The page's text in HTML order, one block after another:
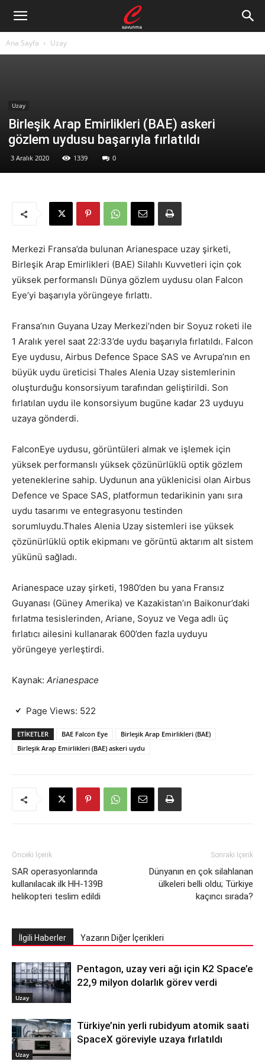
Ana Sayfa Uzay
Uzay
Birleşik Arap Emirlikleri (BAE) askeri
gözlem uydusu başarıyla fırlatıldı
3 Aralık 2020 1339 0
Merkezi Fransa’da bulunan Arianespace uzay şirketi,
Birleşik Arap Emirlikleri (BAE) Silahlı Kuvvetleri için çok
yüksek performanslı Dünya gözlem uydusu olan Falcon
Eye’yi başarıyla yörüngeye fırlattı.
Fransa’nın Guyana Uzay Merkezi’nden bir Soyuz roketi ile
1 Aralık yerel saat 22:33’de uydu başarıyla fırlatıldı. Falcon
Eye uydusu, Airbus Defence Space SAS ve Avrupa’nın en
büyük uydu üreticisi Thales Alenia Uzay sistemlerinin
oluşturduğu konsorsiyum tarafından geliştirildi. Son
fırlatılan uydu ile konsorsiyum bugüne kadar 23 uyduyu
uzaya gönderdi.
FalconEye uydusu, görüntüleri almak ve işlemek için
yüksek performanslı yüksek çözünürlüklü optik gözlem
yeteneklerine sahip. Uydunun ana yüklenicisi olan Airbus
Defence ve Space SAS, platformun tedarikinin yanı sıra
uydu tasarımı ve entegrasyonu testinden
sorumluydu.Thales Alenia Uzay sistemleri ise yüksek
çözünürlüklü optik ekipmanı ve görüntü aktarım alt sistem
yükünü sağladı.
Arianespace uzay şirketi, 1980’den bu yana Fransız
Guyanası (Güney Amerika) ve Kazakistan’ın Baikonur’daki
fırlatma tesislerinden, Ariane, Soyuz ve Vega adlı üç
fırlatıcı ailesini kullanarak 600’den fazla uyduyu
yörüngeye yerleştirdi.
Kaynak: Arianespace
Page Views: 522
ETIKETLER BAE Falcon Eye
Birleşik Arap Emirlikleri (BAE)
Birleşik Arap Emirlikleri (BAE) askeri uydu
Önceki İçerik
SAR operasyonlarında
kullanılacak ilk HH-139B
helikopteri teslim edildi
Sonraki İçerik
Dünyanın en çok silahlanan
ülkeleri belli oldu; Türkiye
kaçıncı sırada?
İlgili Haberler Yazarın Diğer İçerikleri
Uzay
Pentagon, uzay veri ağı için K2 Space’e
22,9 milyon dolarlık görev verdi
Uzay
Türkiye’nin yerli rubidyum atomik saati
SpaceX göreviyle uzaya fırlatıldı